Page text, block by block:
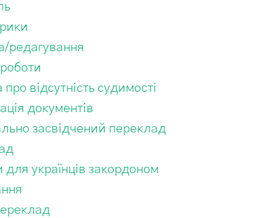
редагування
відсутність судимості
документів
засвідчений переклад
для українців закордоном